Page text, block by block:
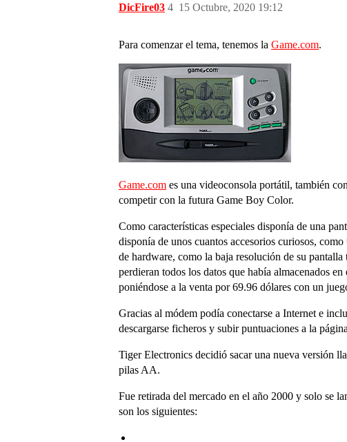
DicFire03 15 Octubre, 2020 19:12
4
Para comenzar el tema, tenemos la Game.com.
Game.com es una videoconsola portátil, también
competir con la futura Game Boy Color.
Como características especiales disponía de una
disponía de unos cuantos accesorios curiosos,
de hardware, como la baja resolución de su
perdieran todos los datos que había almacenados
poniéndose a la venta por 69.96 dólares con un
Gracias al módem podía conectarse a Internet e
descargarse ficheros y subir puntuaciones a la
Tiger Electronics decidió sacar una nueva versión
pilas AA.
Fue retirada del mercado en el año 2000 y solo se
son los siguientes: